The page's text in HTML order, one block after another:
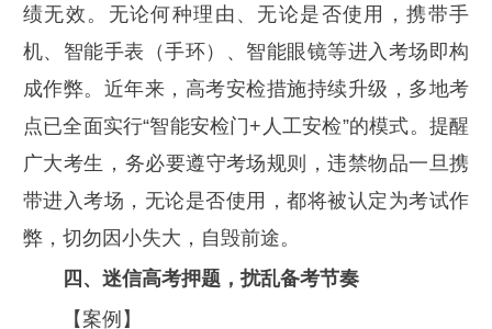
绩无效。无论何种理由、无论是否使用，携带手
机、智能手表（手环）、智能眼镜等进入考场即构
成作弊。近年来，高考安检措施持续升级，多地考
点已全面实行“智能安检门+人工安检”的模式‌‌。提醒
广大考生，‌务必要遵守考场规则，违禁物品一旦携
带进入考场，无论是否使用，都将被认定为考试作
弊，切勿因小失大，自毁前途。
四、迷信高考押题，扰乱备考节奏
【案例】